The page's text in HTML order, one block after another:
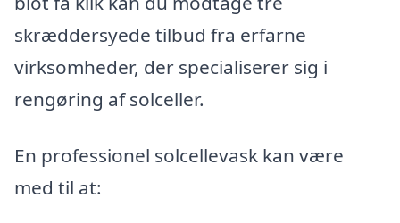
skræddersyede tilbud fra erfarne
virksomheder, der specialiserer sig i
rengøring af solceller.
En professionel solcellevask kan være
med til at: